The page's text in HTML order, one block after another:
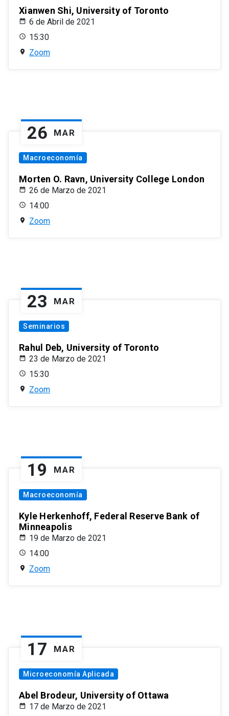
Xianwen Shi, University of Toronto
6 de Abril de 2021
15:30
Zoom
26 MAR
Macroeconomía
Morten O. Ravn, University College London
26 de Marzo de 2021
14:00
Zoom
23 MAR
Seminarios
Rahul Deb, University of Toronto
23 de Marzo de 2021
15:30
Zoom
19 MAR
Macroeconomía
Kyle Herkenhoff, Federal Reserve Bank of
Minneapolis
19 de Marzo de 2021
14:00
Zoom
17 MAR
Microeconomía Aplicada
Abel Brodeur, University of Ottawa
17 de Marzo de 2021